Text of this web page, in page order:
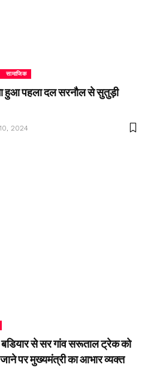
सामाजिक
हुआ पहला दल सरनौल से सुतुड़ी
2024
बडियार से सर गांव सरूताल ट्रेक को
पर मुख्यमंत्री का आभार व्यक्त